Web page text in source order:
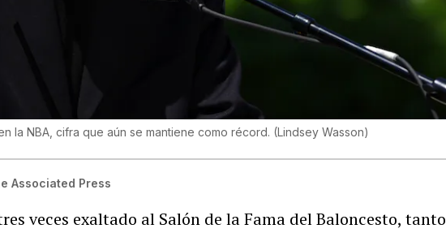
la NBA, cifra que aún se mantiene como récord. (Lindsey Wasson)
Associated Press
veces exaltado al Salón de la Fama del Baloncesto, tanto